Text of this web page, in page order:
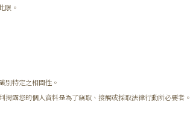
限。
別特定之相關性。
露您的個人資料是為了竊取、接觸或採取法律行動所必要者。